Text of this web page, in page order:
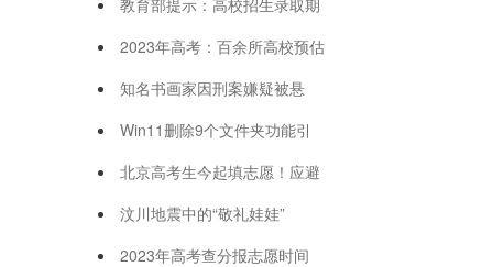
2023年高考：百余所高校预估
知名书画家因刑案嫌疑被悬
Win11删除9个文件夹功能引
北京高考生今起填志愿！应避
汶川地震中的“敬礼娃娃”
2023年高考查分报志愿时间